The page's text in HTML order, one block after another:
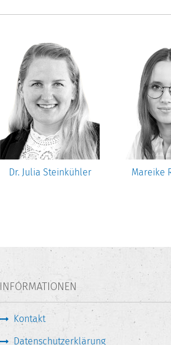
Dr. Julia Steinkühler Mareike
INFORMATIONEN
Kontakt
Datenschutzerklärung